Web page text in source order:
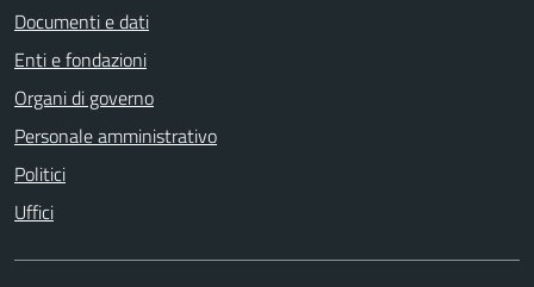
Documenti e dati
Enti e fondazioni
Organi di governo
Personale amministrativo
Politici
Uffici